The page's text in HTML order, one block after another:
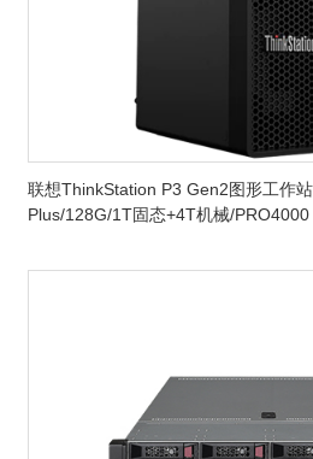
联想ThinkStation P3 Gen2图形工作
Plus/128G/1T固态+4T机械/PRO4000